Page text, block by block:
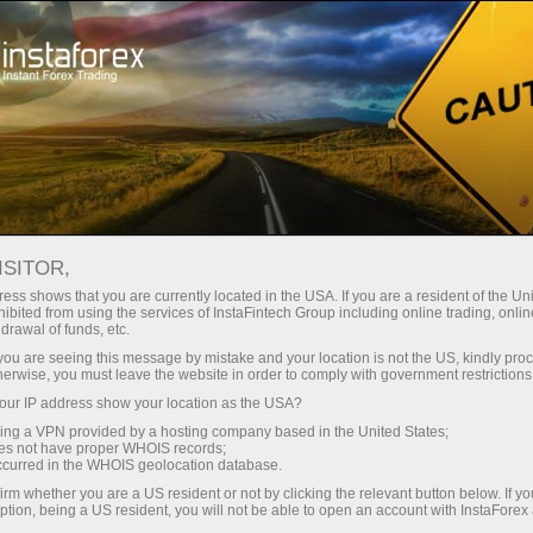
InstaForex bilan siz haqiqatan
ega bo‘lasiz: 1:5000 gacha kredit
yelkasi, bozordagi eng yaxshi
spred va komissiyalardan biri,
shuningdek aksiyalar va indekslar
bilan savdo qilish uchun qulay
shartlar.
Kichik
Har bir depozit uchun
30% bonus
Savdoda
va trassada tezlik
shows that you are currently located in the USA. If you are a resident of the
from using the services of InstaFintech Group including online trading,
of funds, etc.
are seeing this message by mistake and your location is not the US, kindly
you must leave the website in order to comply with government
IP address show your location as the USA?
a VPN provided by a hosting company based in the United States;
not have proper WHOIS records;
in the WHOIS geolocation database.
whether you are a US resident or not by clicking the relevant button below. If
being a US resident, you will not be able to open an account with InstaForex